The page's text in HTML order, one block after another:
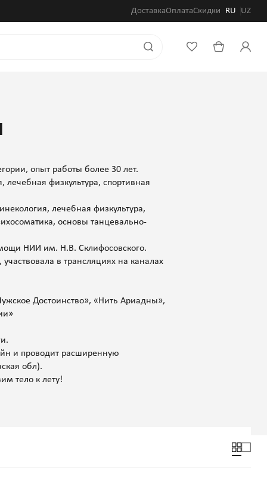
ДоставкаОплатаСкидки RU UZ
опыт работы более 30 лет.
лечебная физкультура, спортивная
лечебная физкультура,
основы танцевально-
НИИ им. Н.В. Склифосовского.
в трансляциях на каналах
Достоинство», «Нить Ариадны»,
и проводит расширенную
обл).
тело к лету!